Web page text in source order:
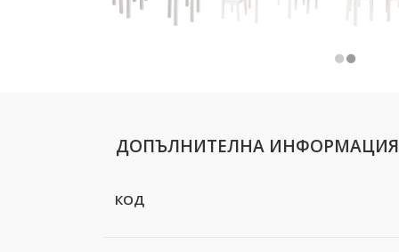
ДОПЪЛНИТЕЛНА ИНФОРМАЦИЯ
КОД